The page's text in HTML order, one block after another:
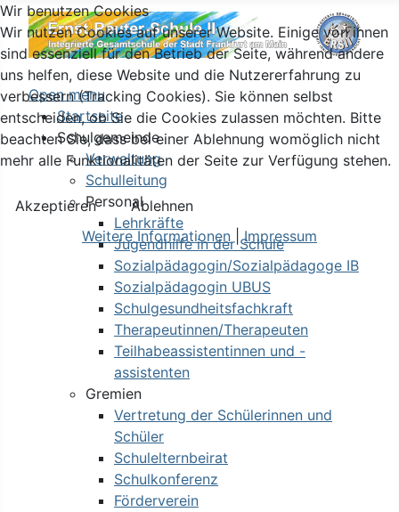
Open menu
Startseite
Schulgemeinde
Verwaltung
Schulleitung
Personal
Lehrkräfte
Jugendhilfe in der Schule
Sozialpädagogin/Sozialpädagoge IB
Sozialpädagogin UBUS
Schulgesundheitsfachkraft
Therapeutinnen/Therapeuten
Teilhabeassistentinnen und -
assistenten
Gremien
Vertretung der Schülerinnen und
Schüler
Schulelternbeirat
Schulkonferenz
Förderverein
Wir benutzen Cookies
Wir nutzen Cookies auf unserer Website. Einige von ihnen
sind essenziell für den Betrieb der Seite, während andere
uns helfen, diese Website und die Nutzererfahrung zu
verbessern (Tracking Cookies). Sie können selbst
entscheiden, ob Sie die Cookies zulassen möchten. Bitte
beachten Sie, dass bei einer Ablehnung womöglich nicht
mehr alle Funktionalitäten der Seite zur Verfügung stehen.
Akzeptieren
Ablehnen
Weitere Informationen |Impressum